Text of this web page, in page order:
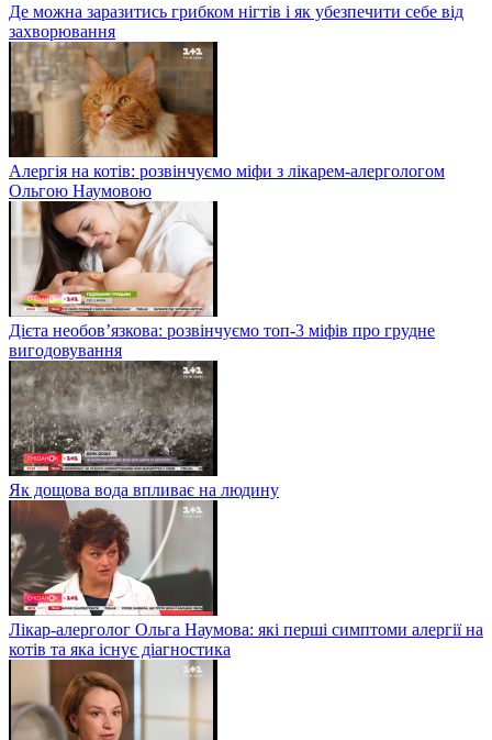
Де можна заразитись грибком нігтів і як убезпечити себе від
захворювання
Алергія на котів: розвінчуємо міфи з лікарем-алергологом
Ольгою Наумовою
Дієта необов’язкова: розвінчуємо топ-3 міфів про грудне
вигодовування
Як дощова вода впливає на людину
Лікар-алерголог Ольга Наумова: які перші симптоми алергії на
котів та яка існує діагностика